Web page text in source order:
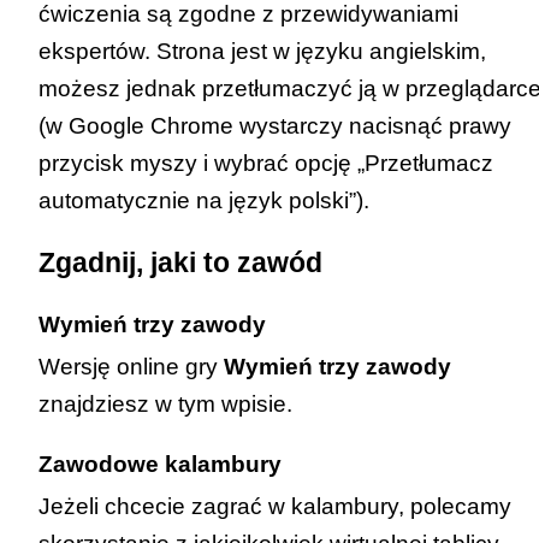
ćwiczenia są zgodne z przewidywaniami
ekspertów. Strona jest w języku angielskim,
możesz jednak przetłumaczyć ją w
(w Google Chrome wystarczy nacisnąć prawy
przycisk myszy i wybrać opcję „Przetłumacz
automatycznie na język polski”).
Zgadnij, jaki to zawód
Wymień trzy zawody
Wersję online gry Wymień trzy zawody
znajdziesz w tym wpisie.
Zawodowe kalambury
Jeżeli chcecie zagrać w kalambury, polecamy